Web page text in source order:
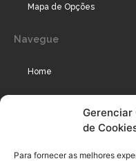
Gerenciar
de
Para fornecer as melhores
Mapa de Opções
Navegue
Home
Podcast